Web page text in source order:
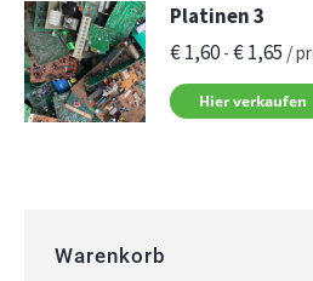
Platinen 3
€1,60 - €1,65 /
Hier verkaufen
Warenkorb